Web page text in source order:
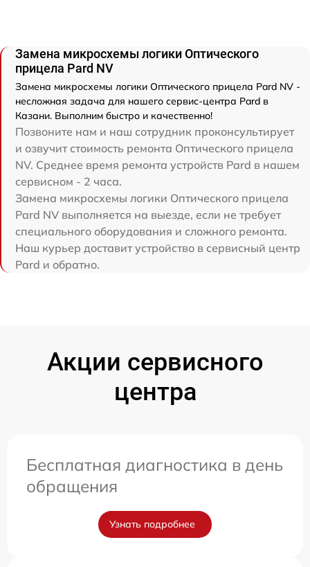
Замена микросхемы логики Оптического
прицела Pard NV
Замена микросхемы логики Оптического прицела Pard NV -
несложная задача для нашего сервис-центра Pard в
Казани. Выполним быстро и качественно!
Позвоните нам и наш сотрудник проконсультирует
и озвучит стоимость ремонта Оптического прицела
NV. Среднее время ремонта устройств Pard в нашем
сервисном - 2 часа.
Замена микросхемы логики Оптического прицела
Pard NV выполняется на выезде, если не требует
специального оборудования и сложного ремонта.
Наш курьер доставит устройство в сервисный центр
Pard и обратно.
Акции сервисного
центра
Бесплатная диагностика в день
обращения
Узнать подробнее